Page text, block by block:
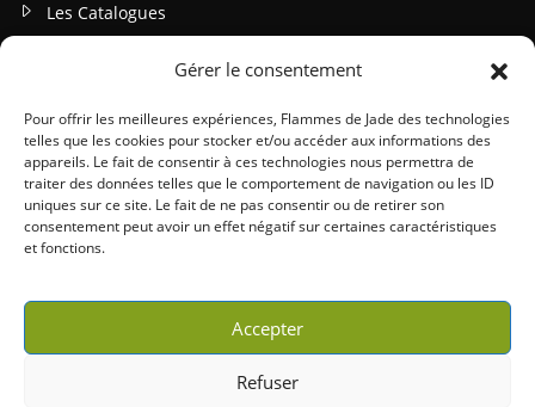
Gérer le consentement
Pour offrir les meilleures expériences, Flammes de Jade des technologies
telles que les cookies pour stocker et/ou accéder aux informations des
appareils. Le fait de consentir à ces technologies nous permettra de
traiter des données telles que le comportement de navigation ou les ID
uniques sur ce site. Le fait de ne pas consentir ou de retirer son
consentement peut avoir un effet négatif sur certaines caractéristiques
et fonctions.
Accepter
Refuser
Les Catalogues
INFOS LEGALES
Mentions légales
Politique de confidentialité
Gestion des cookies
Conditions générales (CGU / CGV)